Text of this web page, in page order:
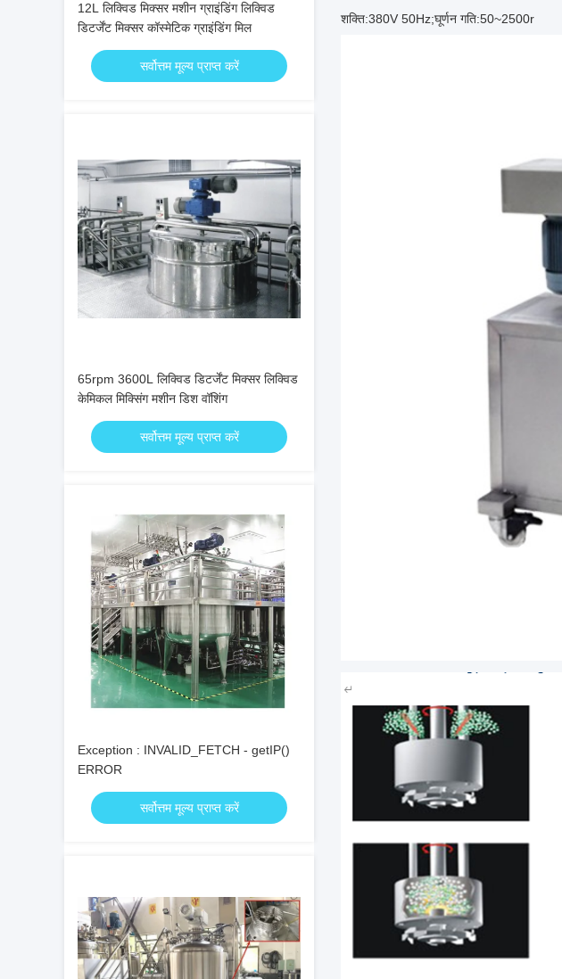
12L लिक्विड मिक्सर मशीन ग्राइंडिंग लिक्विड
डिटर्जेंट मिक्सर कॉस्मेटिक ग्राइंडिंग मिल
सर्वोत्तम मूल्य प्राप्त करें
65rpm 3600L लिक्विड डिटर्जेंट मिक्सर लिक्विड
केमिकल मिक्सिंग मशीन डिश वॉशिंग
सर्वोत्तम मूल्य प्राप्त करें
Exception : INVALID_FETCH - getIP()
ERROR
सर्वोत्तम मूल्य प्राप्त करें
शक्ति:380V 50Hz;घूर्णन गति:50~2500r